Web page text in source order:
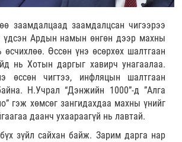
заамдалцаад заамдалцсан чигээрээ
үдсэн Ардын намын өнгөн дээр махны
өсчихлөө. Өссөн үнэ өсөрхөх шалтгаан
нь Хотын даргыг хавирч унагаалаа.
өссөн чигтээ, инфляцын шалтгаан
Н.Учрал “Дэнжийн 1000”-д ”Алга
гэж хөмсөг зангидахдаа махны үнийг
даанч ухаараагүй нь лавтай.
зүйл сайхан байж. Зарим дарга нар